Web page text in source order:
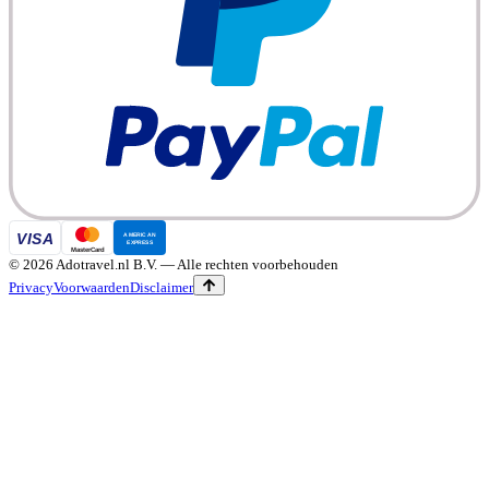
© 2026 Adotravel.nl B.V. — Alle rechten voorbehouden
PrivacyVoorwaardenDisclaimer